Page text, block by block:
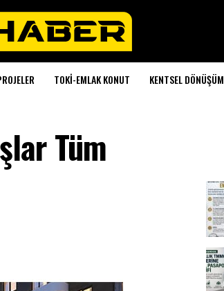
TOKI-EMLAK KONUT KENTSEL DÖNÜŞÜM
Tüm